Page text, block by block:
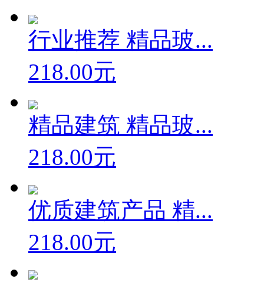
行业推荐 精品玻...
218.00元
精品建筑 精品玻...
218.00元
优质建筑产品 精...
218.00元